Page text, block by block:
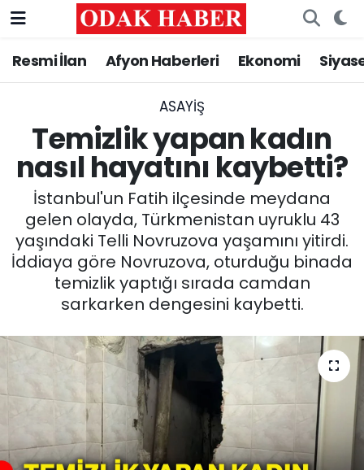
Resmi İlan Afyon Haberleri Ekonomi
ASAYİŞ
Temizlik yapan kadın
nasıl hayatını kaybetti?
İstanbul'un Fatih ilçesinde meydana
gelen olayda, Türkmenistan uyruklu 43
yaşındaki Telli Novruzova yaşamını yitirdi.
İddiaya göre Novruzova, oturduğu binada
temizlik yaptığı sırada camdan
sarkarken dengesini kaybetti.
AFYONKARAHİSAR HABERLERİ
ASAYİŞ
GÜNCEL
SİYASET
EĞİTİM
MAGAZİN
SAĞLIK
SPOR
11:11 MANŞET
Nöbetçi Eczaneler
Trafik Durumu
Süper Lig Puan Durumu ve Fikstür
Tüm Manşetler
Son Dakika Haberleri
Haber Arşivi